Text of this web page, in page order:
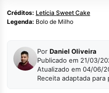
Créditos: Letícia Sweet Cake
Legenda: Bolo de Milho
Por Daniel Oliveira
Publicado em 21/03/
Atualizado em 04/06/
Receita adaptada para